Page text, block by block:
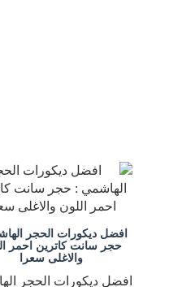
افضل ديكورات الحجر
حجر سانت كاترين احمر
والاغلى سعرا
افضل ديكورات الحجر